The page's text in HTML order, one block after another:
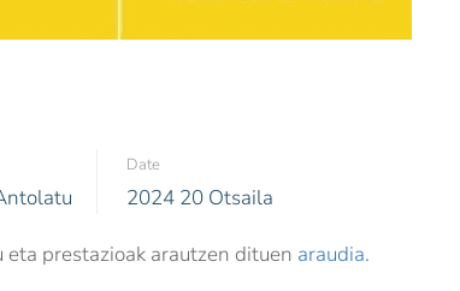
Date
2024 20 Otsaila
prestazioak arautzen dituen araudia.